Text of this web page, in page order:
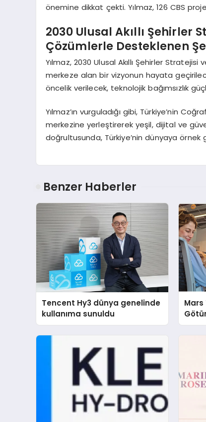
önemine dikkat çekti. Yılmaz, 126 CBS
2030 Ulusal Akıllı Şehirler
Çözümlerle Desteklenen
Yılmaz, 2030 Ulusal Akıllı Şehirler
merkeze alan bir vizyonun hayata
öncelik verilecek, teknolojik bağımsızlık
Yılmaz’ın vurguladığı gibi, Türkiye’nin
merkezine yerleştirerek yeşil, dijital ve
doğrultusunda, Türkiye’nin dünyaya
Benzer Haberler
Tencent Hy3 dünya genelinde
kullanıma sunuldu
Mars